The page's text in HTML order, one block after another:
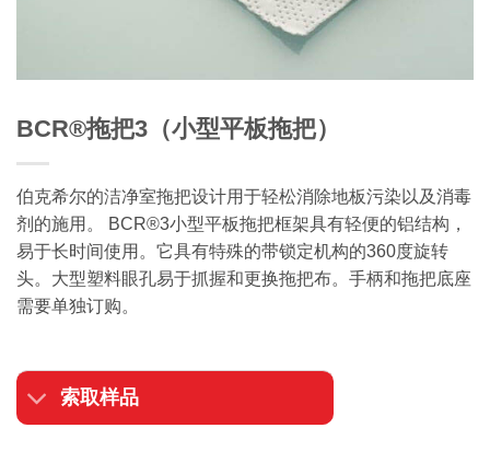
BCR®拖把3（小型平板拖把）
伯克希尔的洁净室拖把设计用于轻松消除地板污染以及消毒
剂的施用。 BCR®3小型平板拖把框架具有轻便的铝结构，
易于长时间使用。它具有特殊的带锁定机构的360度旋转
头。大型塑料眼孔易于抓握和更换拖把布。手柄和拖把底座
需要单独订购。
索取样品